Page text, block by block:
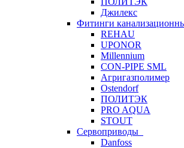
Джилекс
Фитинги
REHAU
UPONOR
Millennium
CON-PIPE SML
Агригазполимер
Ostendorf
ПОЛИТЭК
PRO AQUA
STOUT
Сервоприводы
Danfoss